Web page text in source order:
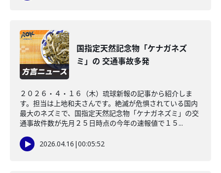
国指定天然記念物「ケナガネズ
ミ」の 交通事故多発
２０２６・４・１６（木）琉球新報の記事から紹介しま
す。担当は上地和夫さんです。絶滅が危惧されている国内
最大のネズミで、国指定天然記念物「ケナガネズミ」の交
通事故件数が先月２５日時点の今年の速報値で１５...
2026.04.16 |00:05:52